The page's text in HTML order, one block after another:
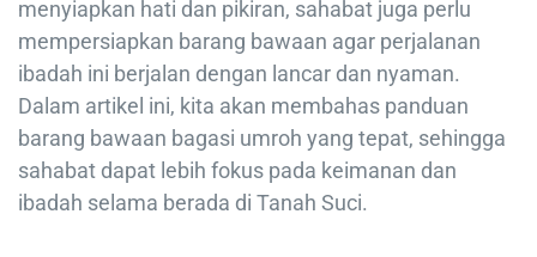
menyiapkan hati dan pikiran, sahabat juga perlu
mempersiapkan barang bawaan agar perjalanan
ibadah ini berjalan dengan lancar dan nyaman.
Dalam artikel ini, kita akan membahas panduan
barang bawaan bagasi umroh yang tepat, sehingga
sahabat dapat lebih fokus pada keimanan dan
ibadah selama berada di Tanah Suci.